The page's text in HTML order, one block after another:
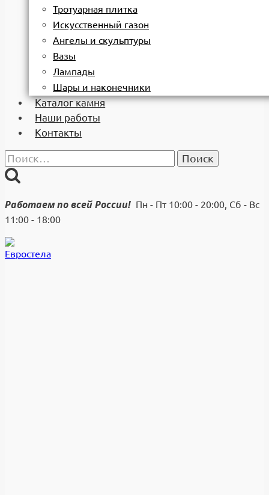
Тротуарная плитка
Искусственный газон
Ангелы и скульптуры
Вазы
Лампады
Шары и наконечники
Каталог камня
Наши работы
Контакты
Найти:
Работаем по всей России! Пн - Пт 10:00 - 20:00, Сб - Вс
11:00 - 18:00